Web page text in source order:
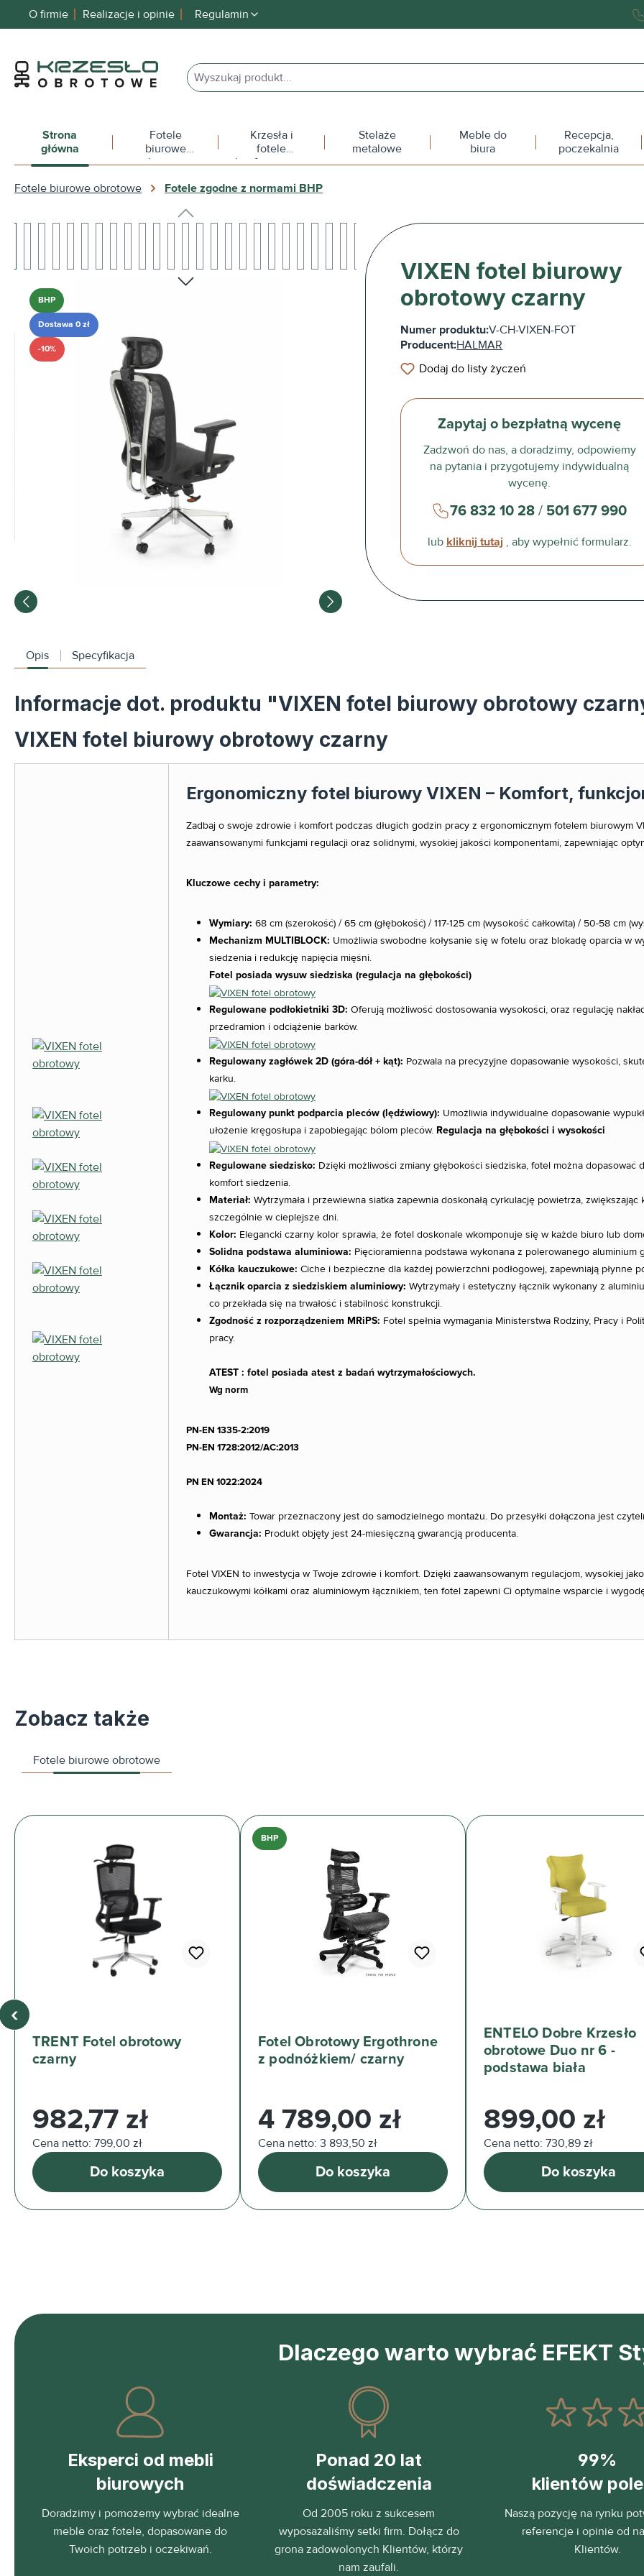
Przejdź do głównej nawigacji
O firmie Realizacje i opinie Regulamin
Strona
główna
Fotele
biurowe
obrotowe
Krzesła i
fotele
konferencyjne
Stelaże
metalowe
Meble do
biura
Recepcja,
poczekalnia
Fotele biurowe obrotowe Fotele zgodne z normami BHP
BHP
Dostawa 0 zł
-10%
VIXEN fotel biurowy
obrotowy czarny
Numer produktu:V-CH-VIXEN-FOT
Producent:HALMAR
Dodaj do listy życzeń
Zapytaj o bezpłatną wycenę
Zadzwoń do nas, a doradzimy, odpowiemy
na pytania i przygotujemy indywidualną
wycenę.
76 832 10 28 / 501 677 990
lub kliknij tutaj , aby wypełnić formularz.
Opis Specyfikacja
Informacje dot. produktu "VIXEN fotel biurowy obrotowy
VIXEN fotel biurowy obrotowy czarny
Ergonomiczny fotel biurowy VIXEN – Komfort,
Zadbaj o swoje zdrowie i komfort podczas długich godzin pracy z ergonomicznym fotelem biurowym
zaawansowanymi funkcjami regulacji oraz solidnymi, wysokiej jakości komponentami, zapewniając
Kluczowe cechy i parametry:
Wymiary: 68 cm (szerokość) / 65 cm (głębokość) / 117-125 cm (wysokość całkowita) / 50-58 cm
Mechanizm MULTIBLOCK: Umożliwia swobodne kołysanie się w fotelu oraz blokadę oparcia w
siedzenia i redukcję napięcia mięśni.
Fotel posiada wysuw siedziska (regulacja na głębokości)
Regulowane podłokietniki 3D: Oferują możliwość dostosowania wysokości, oraz regulację
przedramion i odciążenie barków.
Regulowany zagłówek 2D (góra-dół + kąt): Pozwala na precyzyjne dopasowanie wysokości,
karku.
Regulowany punkt podparcia pleców (lędźwiowy): Umożliwia indywidualne dopasowanie
ułożenie kręgosłupa i zapobiegając bólom pleców. Regulacja na głębokości i wysokości
Regulowane siedzisko: Dzięki możliwości zmiany głębokości siedziska, fotel można
komfort siedzenia.
Materiał: Wytrzymała i przewiewna siatka zapewnia doskonałą cyrkulację powietrza,
szczególnie w cieplejsze dni.
Kolor: Elegancki czarny kolor sprawia, że fotel doskonale wkomponuje się w każde biuro lub
Solidna podstawa aluminiowa: Pięcioramienna podstawa wykonana z polerowanego
Kółka kauczukowe: Ciche i bezpieczne dla każdej powierzchni podłogowej, zapewniają płynne
Łącznik oparcia z siedziskiem aluminiowy: Wytrzymały i estetyczny łącznik wykonany z
co przekłada się na trwałość i stabilność konstrukcji.
Zgodność z rozporządzeniem MRiPS: Fotel spełnia wymagania Ministerstwa Rodziny, Pracy i
pracy.
ATEST : fotel posiada atest z badań wytrzymałościowych.
Wg norm
PN-EN 1335-2:2019
PN-EN 1728:2012/AC:2013
PN EN 1022:2024
Montaż: Towar przeznaczony jest do samodzielnego montażu. Do przesyłki dołączona jest
Gwarancja: Produkt objęty jest 24-miesięczną gwarancją producenta.
Fotel VIXEN to inwestycja w Twoje zdrowie i komfort. Dzięki zaawansowanym regulacjom, wysokiej
kauczukowymi kółkami oraz aluminiowym łącznikiem, ten fotel zapewni Ci optymalne wsparcie i
Zobacz także
Fotele biurowe obrotowe
TRENT Fotel obrotowy
czarny
Cena regularna:
982,77 zł
Cena netto: 799,00 zł
Do koszyka
Fotel Obrotowy Ergothrone
z podnóżkiem/ czarny
BHP
Cena regularna:
4 789,00 zł
Cena netto: 3 893,50 zł
Do koszyka
ENTELO Dobre Krzesło
obrotowe Duo nr 6 -
podstawa biała
Cena regularna:
899,00 zł
Cena netto: 730,89 zł
Do koszyka
‹
Dlaczego warto wybrać EFEKT
Eksperci od mebli
biurowych
Doradzimy i pomożemy wybrać idealne
meble oraz fotele, dopasowane do
Twoich potrzeb i oczekiwań.
Ponad 20 lat
doświadczenia
Od 2005 roku z sukcesem
wyposażaliśmy setki firm. Dołącz do
grona zadowolonych Klientów, którzy
nam zaufali.
99%
klientów
Naszą pozycję na rynku
referencje i opinie od
Klientów.